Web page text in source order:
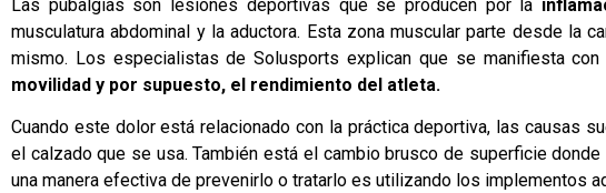
Las pubalgias son lesiones deportivas que se producen por la
musculatura abdominal y la aductora. Esta zona muscular parte desde la
mismo. Los especialistas de Solusports explican que se manifiesta con
movilidad y por supuesto, el rendimiento del atleta.
Cuando este dolor está relacionado con la práctica deportiva, las causas
el calzado que se usa. También está el cambio brusco de superficie
una manera efectiva de prevenirlo o tratarlo es utilizando los implementos